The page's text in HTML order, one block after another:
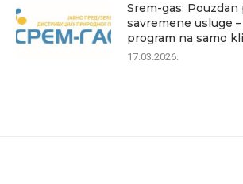
Srem-gas:
savremene usluge
program na samo
17.03.2026.